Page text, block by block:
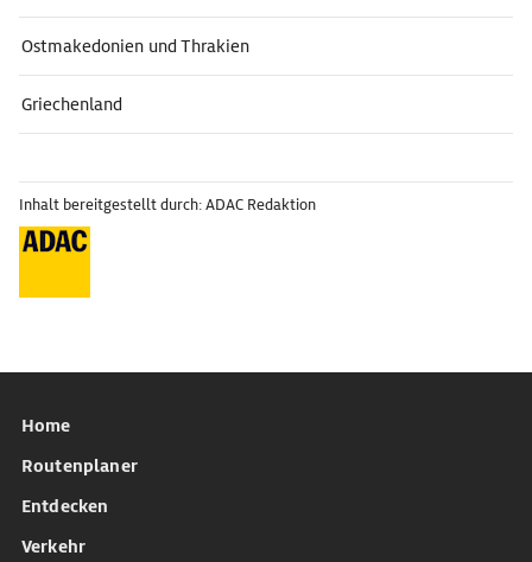
Ostmakedonien und Thrakien
Griechenland
Inhalt bereitgestellt durch: ADAC Redaktion
Home
Routenplaner
Entdecken
Verkehr